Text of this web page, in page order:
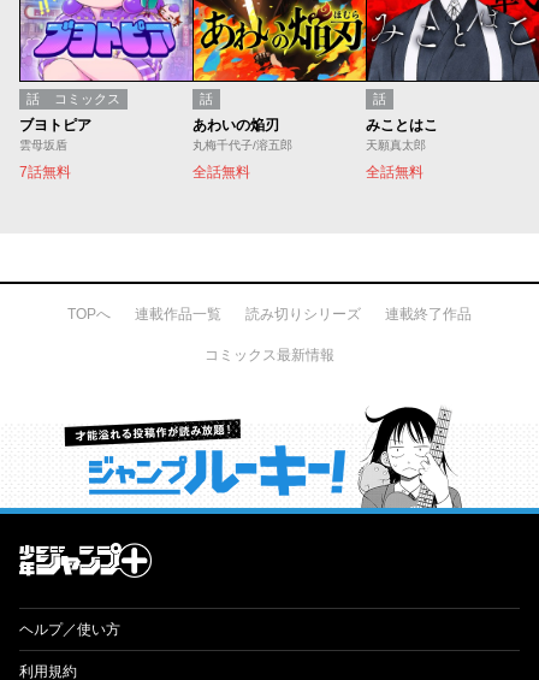
話 コミックス
ブヨトピア
雲母坂盾
7話無料
話
あわいの焔刃
丸梅千代子/溶五郎
全話無料
話
みことはこ
天願真太郎
全話無料
TOPへ 連載作品一覧 読み切りシリーズ 連載終了作品
コミックス最新情報
才能溢れる投稿作が読み放題！ ジャンプルーキー！
ヘルプ／使い方
利用規約